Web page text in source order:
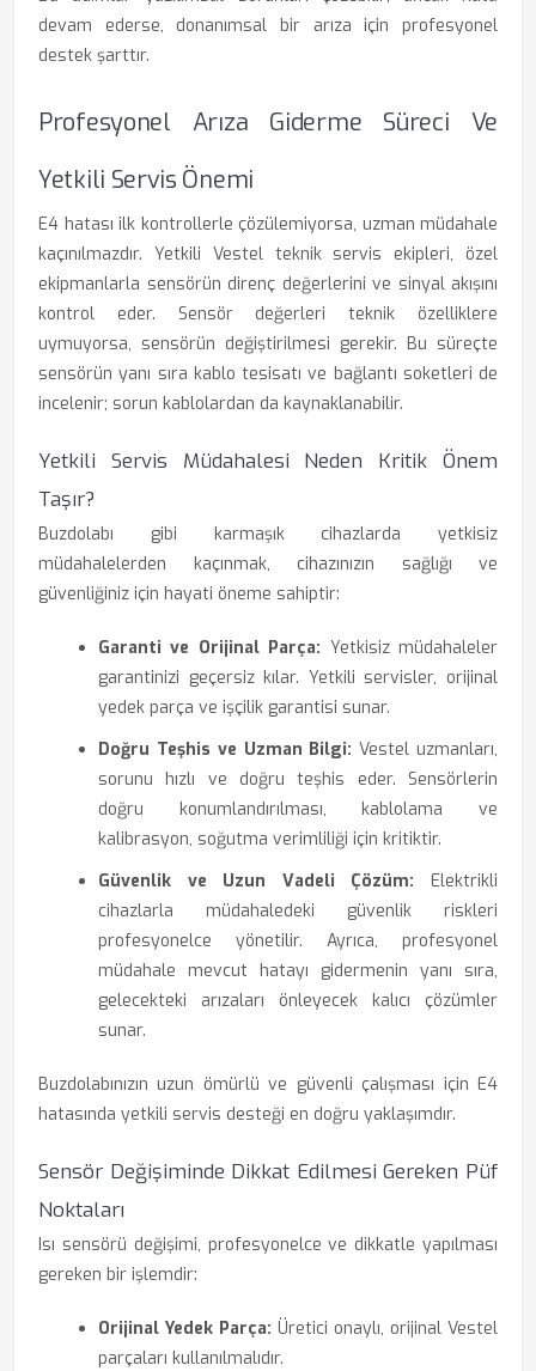
devam ederse, donanımsal bir arıza için profesyonel
destek şarttır.
Profesyonel Arıza Giderme Süreci Ve
Yetkili Servis Önemi
E4 hatası ilk kontrollerle çözülemiyorsa, uzman müdahale
kaçınılmazdır. Yetkili Vestel teknik servis ekipleri, özel
ekipmanlarla sensörün direnç değerlerini ve sinyal akışını
kontrol eder. Sensör değerleri teknik özelliklere
uymuyorsa, sensörün değiştirilmesi gerekir. Bu süreçte
sensörün yanı sıra kablo tesisatı ve bağlantı soketleri de
incelenir; sorun kablolardan da kaynaklanabilir.
Yetkili Servis Müdahalesi Neden Kritik Önem
Taşır?
Buzdolabı gibi karmaşık cihazlarda yetkisiz
müdahalelerden kaçınmak, cihazınızın sağlığı ve
güvenliğiniz için hayati öneme sahiptir:
Garanti ve Orijinal Parça: Yetkisiz müdahaleler
garantinizi geçersiz kılar. Yetkili servisler, orijinal
yedek parça ve işçilik garantisi sunar.
Doğru Teşhis ve Uzman Bilgi: Vestel uzmanları,
sorunu hızlı ve doğru teşhis eder. Sensörlerin
doğru konumlandırılması, kablolama ve
kalibrasyon, soğutma verimliliği için kritiktir.
Güvenlik ve Uzun Vadeli Çözüm: Elektrikli
cihazlarla müdahaledeki güvenlik riskleri
profesyonelce yönetilir. Ayrıca, profesyonel
müdahale mevcut hatayı gidermenin yanı sıra,
gelecekteki arızaları önleyecek kalıcı çözümler
sunar.
Buzdolabınızın uzun ömürlü ve güvenli çalışması için E4
hatasında yetkili servis desteği en doğru yaklaşımdır.
Sensör Değişiminde Dikkat Edilmesi Gereken Püf
Noktaları
Isı sensörü değişimi, profesyonelce ve dikkatle yapılması
gereken bir işlemdir:
Orijinal Yedek Parça: Üretici onaylı, orijinal Vestel
parçaları kullanılmalıdır.